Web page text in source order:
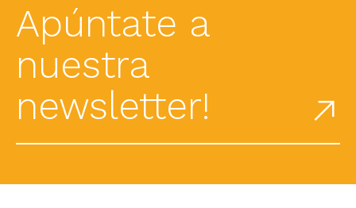
Apúntate a
nuestra
newsletter!